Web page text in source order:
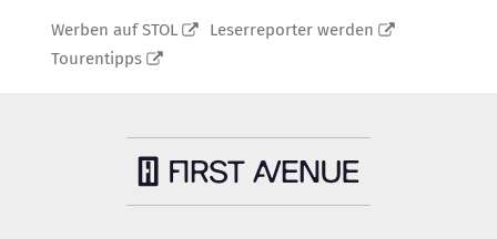
Werben auf STOL
Leserreporter werden
Tourentipps